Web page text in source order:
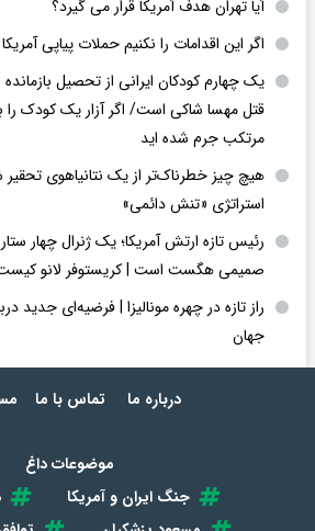
آیا تهران هدف آمریکا قرار می گیرد؟
اگر این اقدامات را نکنیم حملات پیاپی
یک چهارم کودکان ایرانی از تحصیل
قتل مهسا شاکی است/ اگر آزار یک کودک را
مرتکب جرم شده اید
هیچ چیز خطرناک‌تر از یک نتانیاهوی
استراتژی «تنش دائمی»
رئیس تازه ارتش آمریکا؛ یک ژنرال چهار
صمیمی هگست است | کریستوفر لانو
راز تازه در چهره مونالیزا | فرضیه‌ای جدید
جهان
درباره ما تماس با ما
موضوعات داغ
جنگ ایران و آمریکا